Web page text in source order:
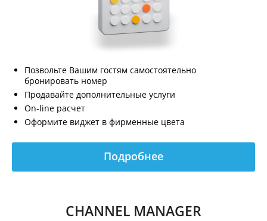
Позвольте Вашим гостям самостоятельно
бронировать номер
Продавайте дополнительные услуги
On-line расчет
Оформите виджет в фирменные цвета
Подробнее
CHANNEL MANAGER